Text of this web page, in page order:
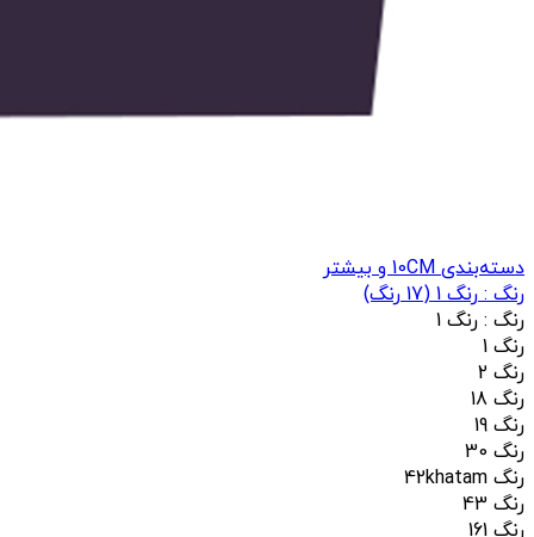
دسته‌بندی 10CM و بیشتر
رنگ :رنگ 1 (
17 رنگ)
رنگ : رنگ 1
رنگ 1
رنگ 2
رنگ 18
رنگ 19
رنگ 30
رنگ 42khatam
رنگ 43
رنگ 161